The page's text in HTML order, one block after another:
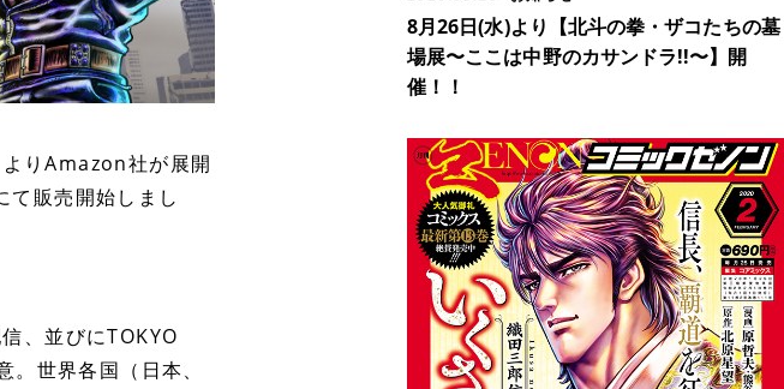
りAmazon社が展開
販売開始しまし
、並びにTOKYO
世界各国（日本、
8月26日(水)より【北斗の拳・ザコたちの墓
場展〜ここは中野のカサンドラ!!〜】開
催！！